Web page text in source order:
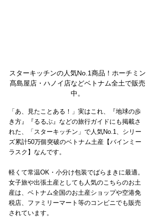
スターキッチンの人気No.1商品！ホーチミン
髙島屋店・ハノイ店などベトナム全土で販売
中。
「あ、見たことある！」実はこれ、『地球の歩
き方』『るるぶ』などの旅行ガイドにも掲載さ
れた、「スターキッチン」で人気No.1、シリー
ズ累計50万個突破のベトナム土産【バインミー
ラスク】なんです。
軽くて常温OK・小分け包装でばらまきに最適。
女子旅や出張土産としても人気のこちらのお土
産は、ベトナム全国のお土産ショップや空港免
税店、ファミリーマート等のコンビニでも販売
されています。